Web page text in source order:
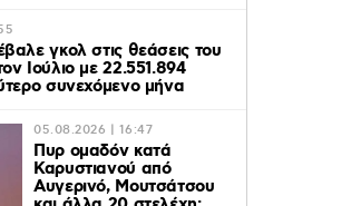
γκολ στις θεάσεις του
Ιούλιο με 22.551.894
συνεχόμενο μήνα
05.08.2026 | 16:47
Πυρ ομαδόν κατά
Καρυστιανού από
Αυγερινό, Μουτσάτσου